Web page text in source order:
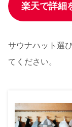
楽天で詳細
サウナハット選
てください。